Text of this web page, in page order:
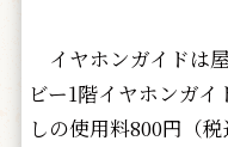
イヤホンガイドは
ビー1階イヤホンガ
しの使用料800円（